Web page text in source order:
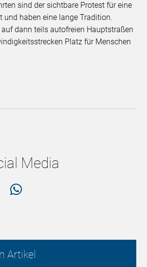
sind der sichtbare Protest für eine
und haben eine lange Tradition.
dann teils autofreien Hauptstraßen
Platz für Menschen
Media
Artikel